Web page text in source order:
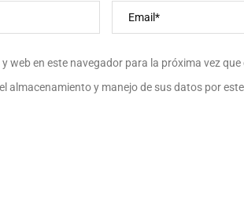
web en este navegador para la próxima vez que
almacenamiento y manejo de sus datos por